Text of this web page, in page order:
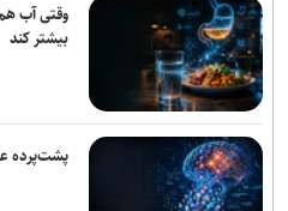
وقتی آب
بیشتر کند
پشت‌پرده